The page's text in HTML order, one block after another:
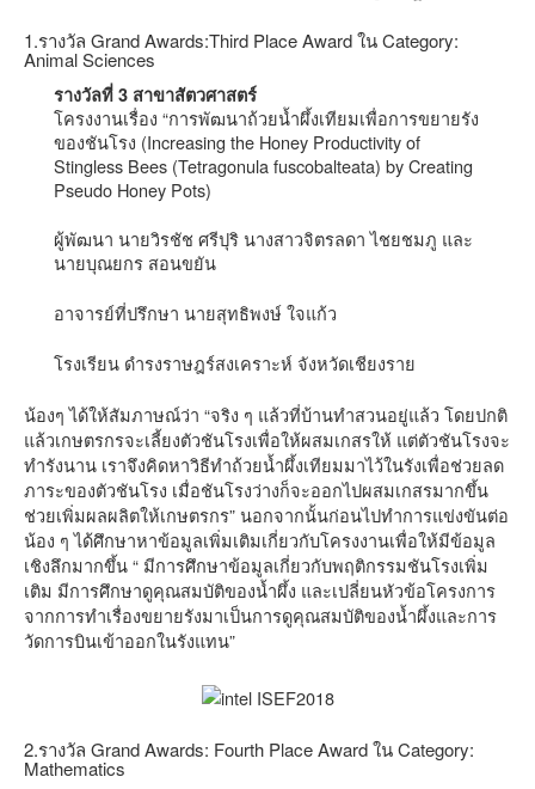
1.รางวัล Grand Awards:Third Place Award ใน Category:
Animal Sciences
รางวัลที่ 3 สาขาสัตวศาสตร์
โครงงานเรื่อง “การพัฒนาถ้วยน้ำผึ้งเทียมเพื่อการขยายรัง
ของชันโรง (Increasing the Honey Productivity of
Stingless Bees (Tetragonula fuscobalteata) by Creating
Pseudo Honey Pots)
ผู้พัฒนา นายวิรชัช ศรีปุริ นางสาวจิตรลดา ไชยชมภู และ
นายบุณยกร สอนขยัน
อาจารย์ที่ปรึกษา นายสุทธิพงษ์ ใจแก้ว
โรงเรียน ดำรงราษฎร์สงเคราะห์ จังหวัดเชียงราย
น้องๆ ได้ให้สัมภาษณ์ว่า “จริง ๆ แล้วที่บ้านทำสวนอยู่แล้ว โดยปกติ
แล้วเกษตรกรจะเลี้ยงตัวชันโรงเพื่อให้ผสมเกสรให้ แต่ตัวชันโรงจะ
ทำรังนาน เราจึงคิดหาวิธีทำถ้วยน้ำผึ้งเทียมมาไว้ในรังเพื่อช่วยลด
ภาระของตัวชันโรง เมื่อชันโรงว่างก็จะออกไปผสมเกสรมากขึ้น
ช่วยเพิ่มผลผลิตให้เกษตรกร” นอกจากนั้นก่อนไปทำการแข่งขันต่อ
น้อง ๆ ได้ศึกษาหาข้อมูลเพิ่มเติมเกี่ยวกับโครงงานเพื่อให้มีข้อมูล
เชิงลึกมากขึ้น “ มีการศึกษาข้อมูลเกี่ยวกับพฤติกรรมชันโรงเพิ่ม
เติม มีการศึกษาดูคุณสมบัติของน้ำผึ้ง และเปลี่ยนหัวข้อโครงการ
จากการทำเรื่องขยายรังมาเป็นการดูคุณสมบัติของน้ำผึ้งและการ
วัดการบินเข้าออกในรังแทน”
2.รางวัล Grand Awards: Fourth Place Award ใน Category:
Mathematics